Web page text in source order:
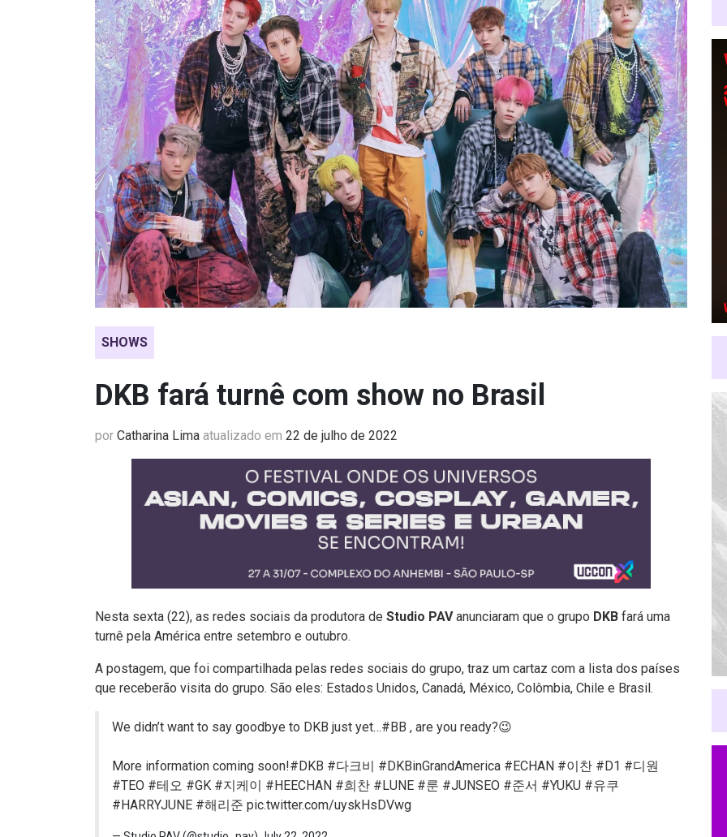
SHOWS
DKB fará turnê com show no Brasil
por Catharina Lima atualizado em 22 de julho de 2022
Nesta sexta (22), as redes sociais da produtora de Studio PAVanunciaram que o grupo DKB fará uma
turnê pela América entre setembro e outubro.
A postagem, que foi compartilhada pelas redes sociais do grupo, traz um cartaz com a lista dos países
que receberão visita do grupo. São eles: Estados Unidos, Canadá, México, Colômbia, Chile e Brasil.
We didn’t want to say goodbye to DKB just yet…#BB , are you ready?😉
More information coming soon!#DKB #다크비 #DKBinGrandAmerica #ECHAN #이찬 #D1 #디원
#TEO #테오 #GK #지케이 #HEECHAN #희찬 #LUNE #룬 #JUNSEO #준서 #YUKU #유쿠
#HARRYJUNE #해리준 pic.twitter.com/uyskHsDVwg